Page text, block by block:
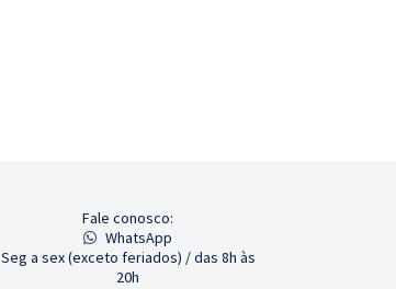
Fale conosco:
WhatsApp
Seg a sex (exceto feriados) / das 8h às
20h